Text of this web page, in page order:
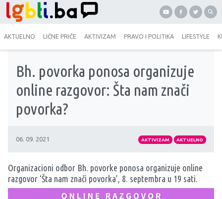
AKTUELNO LIČNE PRIČE AKTIVIZAM PRAVO I POLITIKA LIFESTYLE
Bh. povorka ponosa organizuje
online razgovor: Šta nam znači
povorka?
06. 09. 2021 AKTIVIZAM AKTUELNO
Organizacioni odbor Bh. povorke ponosa organizuje online
razgovor ‘Šta nam znači povorka’, 8. septembra u 19 sati.